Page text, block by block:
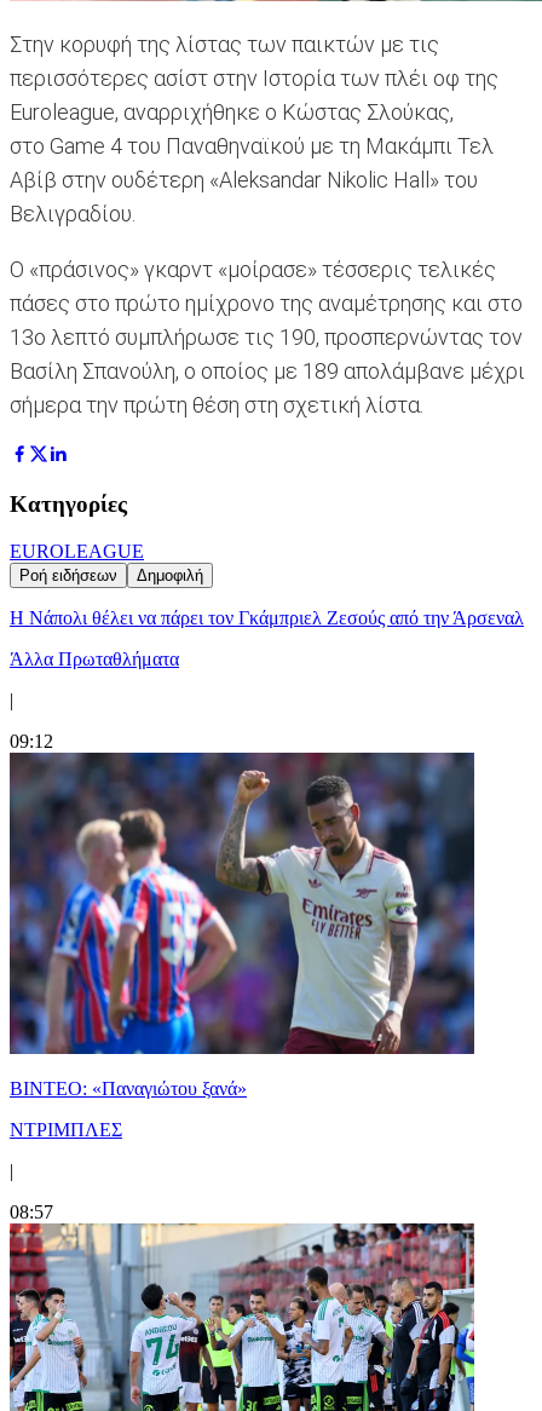
Στην κορυφή της λίστας των παικτών με τις
περισσότερες ασίστ στην Ιστορία των πλέι οφ της
Euroleague, αναρριχήθηκε ο Κώστας Σλούκας,
στο Game 4 του Παναθηναϊκού με τη Μακάμπι Τελ
Αβίβ στην ουδέτερη «Aleksandar Nikolic Hall» του
Βελιγραδίου.
Ο «πράσινος» γκαρντ «μοίρασε» τέσσερις τελικές
πάσες στο πρώτο ημίχρονο της αναμέτρησης και στο
13ο λεπτό συμπλήρωσε τις 190, προσπερνώντας τον
Βασίλη Σπανούλη, ο οποίος με 189 απολάμβανε μέχρι
σήμερα την πρώτη θέση στη σχετική λίστα.
Κατηγορίες
EUROLEAGUE
Ροή ειδήσεων Δημοφιλή
Η Νάπολι θέλει να πάρει τον Γκάμπριελ Ζεσούς από την Άρσεναλ
Άλλα Πρωταθλήματα
|
09:12
ΒΙΝΤΕΟ: «Παναγιώτου ξανά»
ΝΤΡΙΜΠΛΕΣ
|
08:57